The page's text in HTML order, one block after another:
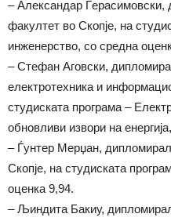
– Александар
факултет во Скопје, на
инженерство, со средна
– Стефан Аговски,
електротехника и
студиската програма –
обновливи извори на
– Ѓунтер Мерџан,
Скопје, на студиската
оценка 9,94.
– Љиндита Бакиу,